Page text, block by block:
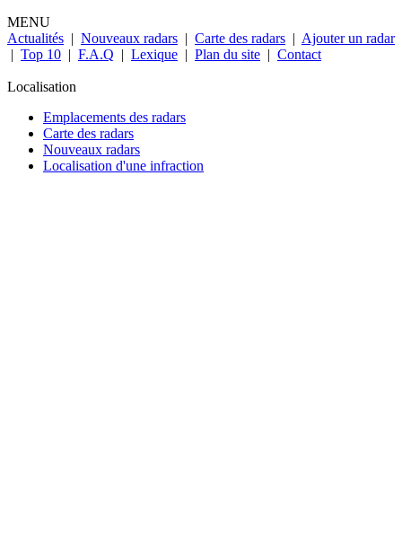
MENU
Actualités | Nouveaux radars | Carte des radars | Ajouter un radar
| Top 10 | F.A.Q | Lexique | Plan du site | Contact
Localisation
Emplacements des radars
Carte des radars
Nouveaux radars
Localisation d'une infraction